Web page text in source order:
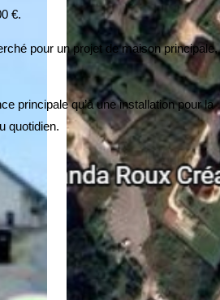
€.
pour un projet demaison principale,
principale qu’à une installation pour la
quotidien.